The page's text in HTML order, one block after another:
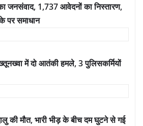
जनसंवाद, 1,737 आवेदनों का निस्तारण,
पर समाधान
में दो आतंकी हमले, 3 पुलिसकर्मियों
की मौत, भारी भीड़ के बीच दम घुटने से गई